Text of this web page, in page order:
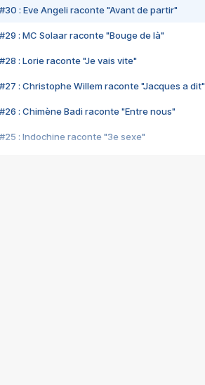
#30 : Eve Angeli raconte "Avant de partir"
#29 : MC Solaar raconte "Bouge de là"
#28 : Lorie raconte "Je vais vite"
#27 : Christophe Willem raconte "Jacques a dit"
#26 : Chimène Badi raconte "Entre nous"
#25 : Indochine raconte "3e sexe"